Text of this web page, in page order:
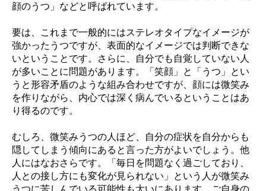
顔のうつ」などと呼ばれています。
要は、これまで一般的にはステレオタイプなイメージが
強かったうつですが、表面的なイメージでは判断できな
いということです。さらに、自分でも自覚していない人
が多いことに問題があります。「笑顔」と「うつ」とい
うと形容矛盾のような組み合わせですが、顔には微笑み
を作りながら、内心では深く病んでいるということはあ
り得るのです。
むしろ、微笑みうつの人ほど、自分の症状を自分からも
隠してしまう傾向にあると言った方がよいでしょう。他
人にはなおさらです。「毎日を問題なく過ごしており、
人との接し方にも変化が見られない」という人が微笑み